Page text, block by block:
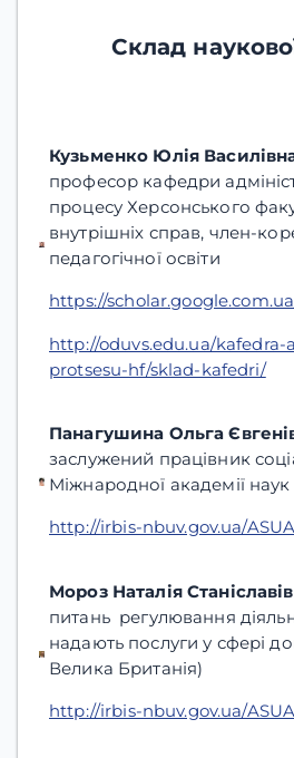
Склад
Кузьменко Юлія
професор кафедри
процесу Херсонського
внутрішніх справ, член-
педагогічної освіти
https://
http://oduvs.edu.ua/
protsesu-hf/sklad-kafedri/
Панагушина Ольга
заслужений працівник
Міжнародної академії наук
http://irbis-nbuv.gov.ua/
Мороз Наталія
питань регулювання
надають послуги у сфері
Велика Британія)
http://irbis-nbuv.gov.ua/